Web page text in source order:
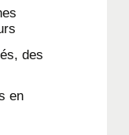
des
en